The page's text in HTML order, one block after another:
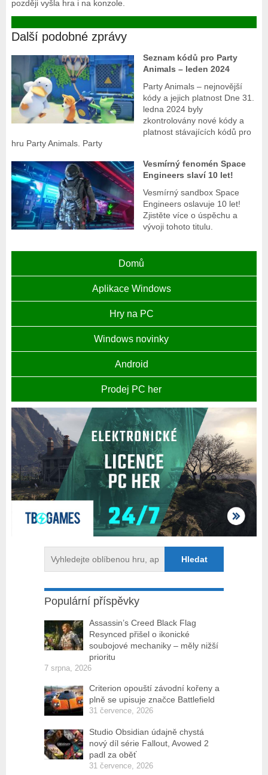
později vyšla hra i na konzole.
Další podobné zprávy
Seznam kódů pro Party
Animals – leden 2024
Party Animals – nejnovější
kódy a jejich platnost Dne 31.
ledna 2024 byly
zkontrolovány nové kódy a
platnost stávajících kódů pro
hru Party Animals. Party
Vesmírný fenomén Space
Engineers slaví 10 let!
Vesmírný sandbox Space
Engineers oslavuje 10 let!
Zjistěte více o úspěchu a
vývoji tohoto titulu.
Domů
Aplikace Windows
Hry na PC
Windows novinky
Android
Prodej PC her
Populární příspěvky
Assassin’s Creed Black Flag
Resynced přišel o ikonické
soubojové mechaniky – měly nižší
prioritu
7 srpna, 2026
Criterion opouští závodní kořeny a
plně se upisuje značce Battlefield
31 července, 2026
Studio Obsidian údajně chystá
nový díl série Fallout, Avowed 2
padl za oběť
31 července, 2026